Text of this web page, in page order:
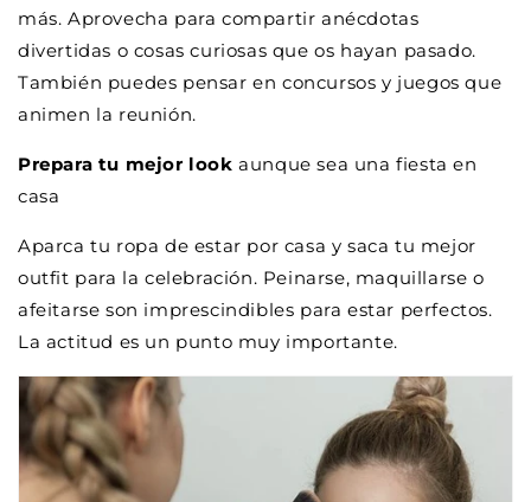
más. Aprovecha para compartir anécdotas
divertidas o cosas curiosas que os hayan pasado.
También puedes pensar en concursos y juegos que
animen la reunión.
Prepara tu mejor lookaunque sea una fiesta en
casa
Aparca tu ropa de estar por casa y saca tu mejor
outfit para la celebración. Peinarse, maquillarse o
afeitarse son imprescindibles para estar perfectos.
La actitud es un punto muy importante.